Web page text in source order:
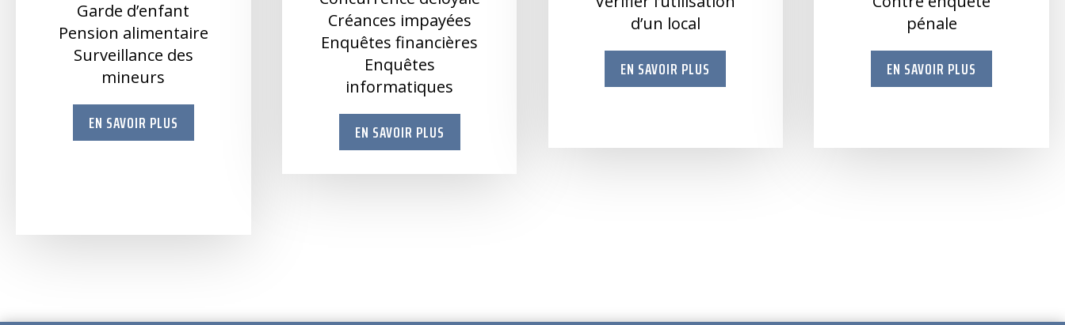
Garde d’enfant
Pension alimentaire
Surveillance des
mineurs
EN SAVOIR PLUS
Créances impayées
Enquêtes financières
Enquêtes
informatiques
EN SAVOIR PLUS
d’un local
EN SAVOIR PLUS
pénale
EN SAVOIR PLUS